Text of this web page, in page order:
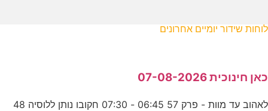
לוחות שידור יומיים אחרונים
כאן חינוכית 07-08-2026
לאהוב עד מוות - פרק 57 06:45 - 07:30 חקובו נותן ללוסיה 48